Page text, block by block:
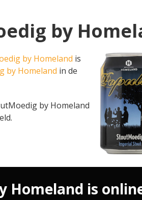
by
by Homeland is
by Homeland in de
by Homeland
Homeland is